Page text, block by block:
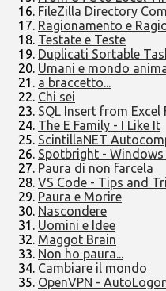
FileZilla Directory
Ragionamento e
Testate e Teste
Duplicati Sortable
Umani e mondo
a braccetto...
Chi sei
SQL Insert from Excel
The E Family - I Like It
ScintillaNET
Spotbright -
Paura di non farcela
VS Code - Tips and
Paura e Morire
Nascondere
Uomini e Idee
Maggot Brain
Non ho paura...
Cambiare il mondo
OpenVPN -